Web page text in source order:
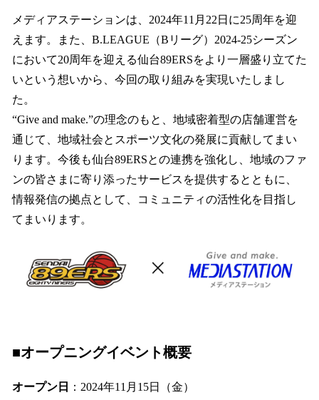
メディアステーションは、2024年11月22日に25周年を迎
えます。また、B.LEAGUE（Bリーグ）2024-25シーズン
において20周年を迎える仙台89ERSをより一層盛り立てた
いという想いから、今回の取り組みを実現いたしまし
た。
“Give and make.”の理念のもと、地域密着型の店舗運営を
通じて、地域社会とスポーツ文化の発展に貢献してまい
ります。今後も仙台89ERSとの連携を強化し、地域のファ
ンの皆さまに寄り添ったサービスを提供するとともに、
情報発信の拠点として、コミュニティの活性化を目指し
てまいります。
■オープニングイベント概要
オープン日
：2024年11月15日（金）